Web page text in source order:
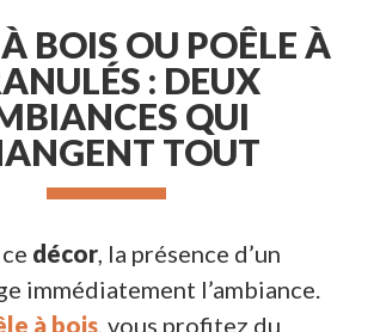
BOIS OU POÊLE À
: DEUX
QUI
TOUT
décor, la présence d’un
immédiatement l’ambiance.
à bois, vous profitez du